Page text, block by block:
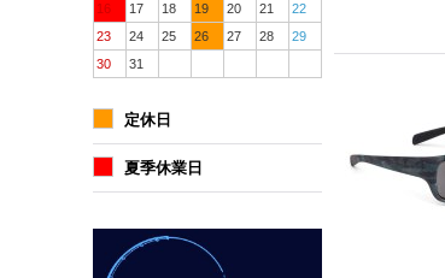
16
17 18 19 20 21
22
23
24 25 26 27 28
29
30
31
定休日
夏季休業日